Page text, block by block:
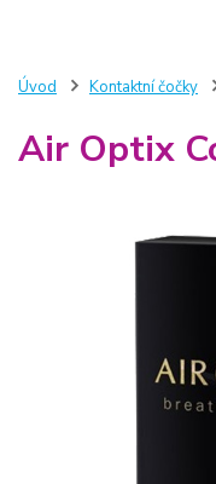
Úvod Kontaktní čočky
Air Optix